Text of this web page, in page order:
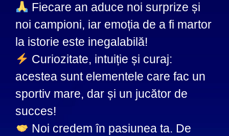
Fiecare an aduce noi surprize și
noi campioni, iar emoția de a fi martor
la istorie este inegalabilă!
Curiozitate, intuiție și curaj:
acestea sunt elementele care fac un
sportiv mare, dar și un jucător de
succes!
Noi credem în pasiunea ta. De